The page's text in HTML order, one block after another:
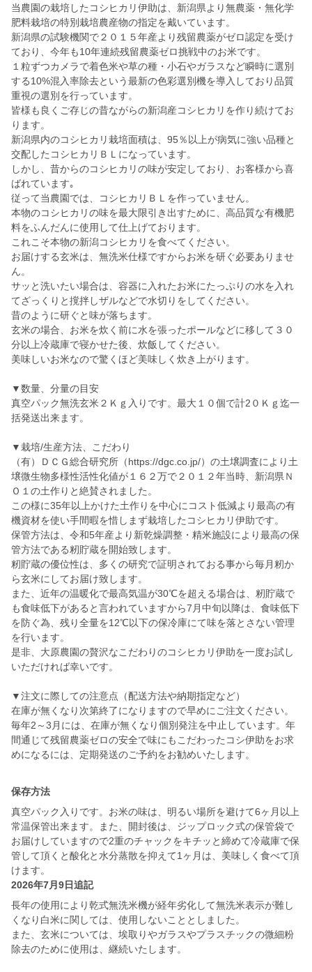
当農園の栽培したコシヒカリ伊助は、新潟県より無農薬・無化学
肥料栽培の特別栽培農産物の指定を戴いています。
新潟県の試験機関で２０１５年産より残留農薬がゼロ認定を受け
ており、今年も10年連続残留農薬ゼロ挑戦中のお米です。
１粒ずつカメラで着色米や草の種・小石やガラスなど瞬時に選別
する10%混入率除去という最新の色彩選別機を導入しており品質
重視の選別を行っています。
皆様も良くご存じの昔ながらの新潟産コシヒカリを作り続けてお
ります。
新潟県内のコシヒカリ栽培面積は、95％以上が病気に強い品種と
交配したコシヒカリＢＬになっています。
しかし、昔からのコシヒカリの味が安定しており、お客様から喜
ばれています｡
従って当農園では、コシヒカリＢＬを作っていません。
本物のコシヒカリの味を最大限引き出すために、高品質な有機肥
料をふんだんに使用して仕上げております。
これこそ本物の新潟コシヒカリを食べてください。
お届けする玄米は、無洗米仕様ですからお米を研ぐ必要ありませ
ん。
サッと洗いたい場合は、容器に入れたお米にたっぷりの水を入れ
てざっくりと撹拌しザルなどで水切りをしてください。
昔のように研ぐと味が落ちます。
玄米の場合、お米を炊く前に水を張ったポールなどに移して３０
分以上冷蔵庫で寝かせた後、炊飯してください。
美味しいお米なので驚くほど美味しく炊き上がります。
▼数量、分量の目安
真空パック無洗玄米２Ｋｇ入りです。最大１０個で計2０Ｋｇ迄一
括発送出来ます。
▼栽培/生産方法、こだわり
（有）ＤＣＧ総合研究所（https://dgc.co.jp/）の土壌調査により土
壌微生物多様性活性化値が１６２万で２０１２年当時、新潟県Ｎ
Ｏ１の土作りと絶賛されました。
この様に35年以上かけた土作りを中心にコスト低減より最高の有
機資材を使い手間暇を惜しまず栽培したコシヒカリ伊助です。
保管方法は、令和5年産より新乾燥調整・精米施設により最高の保
管方法である籾貯蔵を開始致します。
籾貯蔵の優位性は、多くの研究で証明されておる事から毎月籾か
ら玄米にしてお届け致します。
また、近年の温暖化で最高気温が30℃を超える場合は、籾貯蔵で
も食味低下があると言われていますから7月中旬以降は、食味低下
を防ぐ為、残り全量を12℃以下の保冷庫にて味を落とさない管理
を行います。
是非、大原農園の贅沢なこだわりのコシヒカリ伊助を一度お試し
いただければ幸いです。
▼注文に際しての注意点（配送方法や納期指定など）
在庫が無くなり次第終了になりますので早めにご注文ください。
毎年2～3月には、在庫が無くなり個別発注を中止しています。年
間通じて残留農薬ゼロの安全で味にもこだわったコシ伊助をお求
めになるには、定期発送のご予約をお勧めいたします。
保存方法
真空パック入りです。お米の味は、明るい場所を避けて6ヶ月以上
常温保管出来ます。また、開封後は、ジップロック式の保管袋で
お届けしていますので2重のチャックをキチッと締めて冷蔵庫で保
管して頂くと酸化と水分蒸散を抑えて1ヶ月は、美味しく食べて頂
けます。
2026年7月9日追記
長年の使用により乾式無洗米機が経年劣化して無洗米表示が難し
くなり白米に関しては、使用しないこととしました。
また、玄米については、埃取りやガラスやプラスチックの微細粉
除去のために使用は、継続いたします。